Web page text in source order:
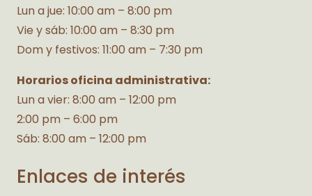
Lun a jue: 10:00 am – 8:00 pm
Vie y sáb: 10:00 am – 8:30 pm
Dom y festivos: 11:00 am – 7:30 pm
Horarios oficina administrativa:
Lun a vier: 8:00 am – 12:00 pm
2:00 pm – 6:00 pm
Sáb: 8:00 am – 12:00 pm
Enlaces de interés